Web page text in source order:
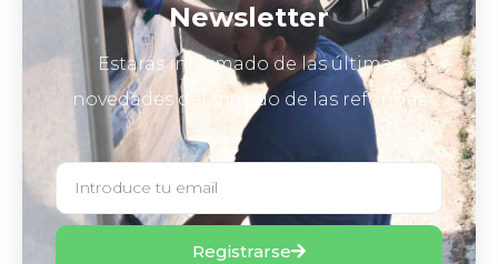
Newsletter
Estarás informado de las últimas
novedades del mundo de las reformas
Registrarse